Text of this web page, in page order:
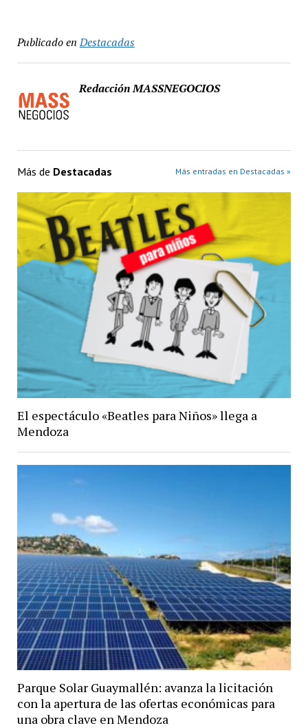
Publicado en Destacadas
Redacción MASSNEGOCIOS
Más de Destacadas Más entradas en Destacadas »
El espectáculo «Beatles para Niños» llega a
Mendoza
Parque Solar Guaymallén: avanza la licitación
con la apertura de las ofertas económicas para
una obra clave en Mendoza